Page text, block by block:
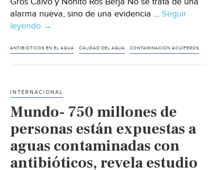
alarma nueva, sino de una evidencia … Seguir
leyendo Mundo-
en
cómo
frenar
contaminante
emergente
(The
→
ANTIBIÓTICOS EN EL AGUA CALIDAD DEL AGUA CONTAMINACIÓN ACUÍFEROS
INTERNACIONAL
Mundo- 750 millones de
personas están expuestas a
aguas contaminadas con
antibióticos, revela estudio